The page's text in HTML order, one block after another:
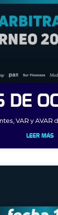
DE
VAR y AVAR
LEER MÁS